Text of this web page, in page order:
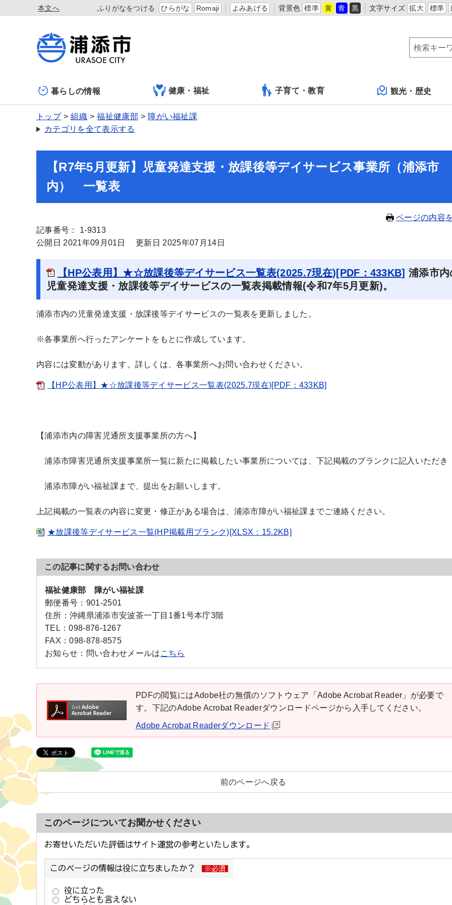
本文へ ふりがなをつける ひらがな Romaji よみあげる 背景色 標準 黄 青 黒 文字サイズ 拡大 標準
暮らしの情報 健康・福祉 子育て・教育 観光・歴史
トップ 組織 福祉健康部
障がい福祉課
カテゴリを全て表示する
【R7年5月更新】児童発達支援・放課後等デイサービス事業所（浦添市
内） 一覧表
ページの内容
記事番号： 1-9313
公開日 2021年09月01日
更新日 2025年07月14日
【HP公表用】★☆放課後等デイサービス一覧表(2025.7現在)[PDF：433KB] 浦添市内
児童発達支援・放課後等デイサービスの一覧表掲載情報(令和7年5月更新)。
浦添市内の児童発達支援・放課後等デイサービスの一覧表を更新しました。
※各事業所へ行ったアンケートをもとに作成しています。
内容には変動があります。詳しくは、各事業所へお問い合わせください。
【HP公表用】★☆放課後等デイサービス一覧表(2025.7現在)[PDF：433KB]
【浦添市内の障害児通所支援事業所の方へ】
浦添市障害児通所支援事業所一覧に新たに掲載したい事業所については、下記掲載のブランクに記入いただき
浦添市障がい福祉課まで、提出をお願いします。
上記掲載の一覧表の内容に変更・修正がある場合は、浦添市障がい福祉課までご連絡ください。
★放課後等デイサービス一覧(HP掲載用ブランク)[XLSX：15.2KB]
この記事に関するお問い合わせ
福祉健康部 障がい福祉課
郵便番号： 901-2501
住所： 沖縄県浦添市安波茶一丁目1番1号本庁3階
TEL：098-876-1267
FAX：098-878-8575
お知らせ： 問い合わせメールは こちら
PDFの閲覧にはAdobe社の無償のソフトウェア「Adobe Acrobat Reader」が必要で
す。下記のAdobe Acrobat Readerダウンロードページから入手してください。
Adobe Acrobat Readerダウンロード
前のページへ戻る
このページについてお聞かせください